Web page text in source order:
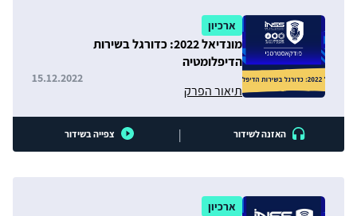
ארכיון
מונדיאל 2022: כדורגל בשירות
הדיפלומטיה
תיאור הפרק
15.12.2022
האזנה לשידור | צפייה בשידור
ארכיון